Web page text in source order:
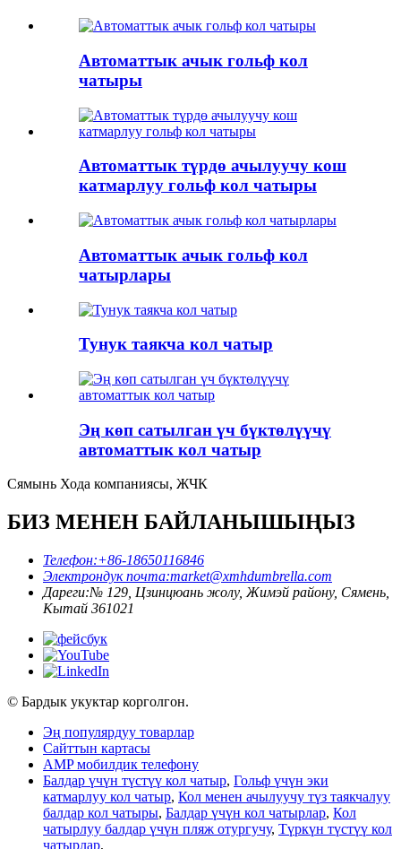
Автоматтык ачык гольф кол
чатыры
Автоматтык түрдө ачылуучу кош
катмарлуу гольф кол чатыры
Автоматтык ачык гольф кол
чатырлары
Тунук таякча кол чатыр
Эң көп сатылган үч бүктөлүүчү
автоматтык кол чатыр
Сямынь Хода компаниясы, ЖЧК
БИЗ МЕНЕН БАЙЛАНЫШЫҢЫЗ
Телефон:+86-18650116846
Электрондук почта:market@xmhdumbrella.com
Дареги:№ 129, Цзинцюань жолу, Жимэй району, Сямень,
Кытай 361021
© Бардык укуктар корголгон.
Эң популярдуу товарлар
Сайттын картасы
AMP мобилдик телефону
Балдар үчүн түстүү кол чатыр, Гольф үчүн эки
катмарлуу кол чатыр, Кол менен ачылуучу түз таякчалуу
балдар кол чатыры, Балдар үчүн кол чатырлар, Кол
чатырлуу балдар үчүн пляж отургучу, Түркүн түстүү кол
чатырлар,